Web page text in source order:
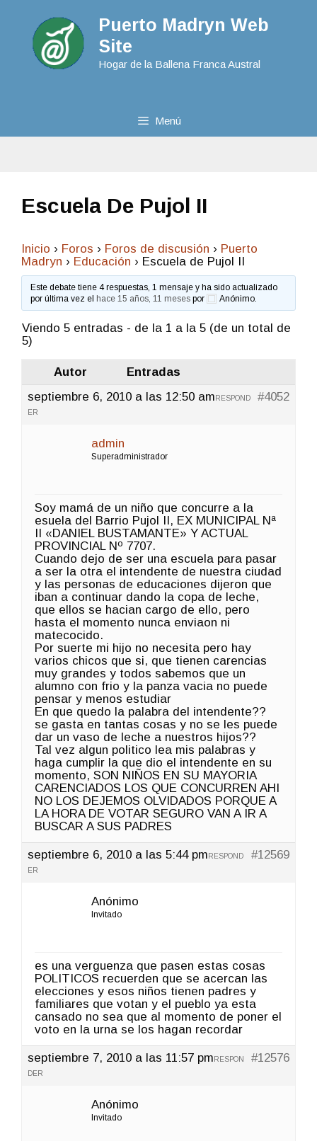
Puerto Madryn Web
Site
Hogar de la Ballena Franca Austral
Menú
Escuela De Pujol II
Inicio › Foros › Foros de discusión › Puerto
Madryn › Educación › Escuela de Pujol II
Este debate tiene 4 respuestas, 1 mensaje y ha sido actualizado
por última vez elhace 15 años, 11 meses por Anónimo
Viendo 5 entradas - de la 1 a la 5 (de un total de
5)
Autor
Entradas
septiembre 6, 2010 a las 12:50 am
#4052
RESPOND
ER
admin
Superadministrador
Soy mamá de un niño que concurre a la
esuela del Barrio Pujol II, EX MUNICIPAL Nª
II «DANIEL BUSTAMANTE» Y ACTUAL
PROVINCIAL Nº 7707.
Cuando dejo de ser una escuela para pasar
a ser la otra el intendente de nuestra ciudad
y las personas de educaciones dijeron que
iban a continuar dando la copa de leche,
que ellos se hacian cargo de ello, pero
hasta el momento nunca enviaon ni
matecocido.
Por suerte mi hijo no necesita pero hay
varios chicos que si, que tienen carencias
muy grandes y todos sabemos que un
alumno con frio y la panza vacia no puede
pensar y menos estudiar
En que quedo la palabra del intendente??
se gasta en tantas cosas y no se les puede
dar un vaso de leche a nuestros hijos??
Tal vez algun politico lea mis palabras y
haga cumplir la que dio el intendente en su
momento, SON NIÑOS EN SU MAYORIA
CARENCIADOS LOS QUE CONCURREN AHI
NO LOS DEJEMOS OLVIDADOS PORQUE A
LA HORA DE VOTAR SEGURO VAN A IR A
BUSCAR A SUS PADRES
septiembre 6, 2010 a las 5:44 pm #12569
RESPOND
ER
Anónimo
Invitado
es una verguenza que pasen estas cosas
POLITICOS recuerden que se acercan las
elecciones y esos niños tienen padres y
familiares que votan y el pueblo ya esta
cansado no sea que al momento de poner el
voto en la urna se los hagan recordar
septiembre 7, 2010 a las 11:57 pm #12576
RESPON
DER
Anónimo
Invitado